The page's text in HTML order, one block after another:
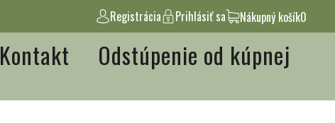
Registrácia Prihlásiť sa Nákupný košík0
Kontakt Odstúpenie od kúpnej